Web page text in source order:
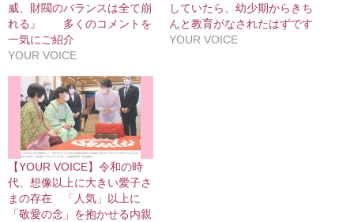
威、財閥のバランスは全て崩
れる』 多くのコメントを
一気にご紹介
YOUR VOICE
していたら、幼少期からきち
んと教育がなされたはずです
YOUR VOICE
【YOUR VOICE】令和の時
代、想像以上に大きい愛子さ
まの存在 「人気」以上に
「敬愛の念」を抱かせる内親